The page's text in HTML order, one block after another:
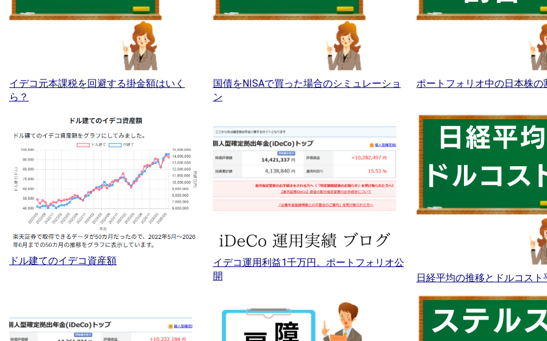
イデコ元本課税を回避する掛金額はいく
ら？
国債をNISAで買った場合のシミュレーショ
ン
ポートフォリオ中の日本株の
ドル建てのイデコ資産額
イデコ運用利益1千万円。ポートフォリオ公
開
日経平均の推移とドルコスト